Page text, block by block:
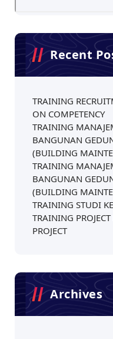
Recent
TRAINING
ON COMPETENCY
TRAINING
BANGUNAN
(BUILDING
TRAINING
BANGUNAN
(BUILDING
TRAINING STUDI
TRAINING
PROJECT
Archives